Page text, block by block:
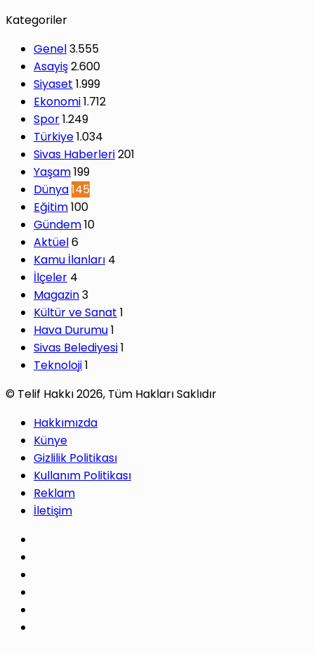
Kategoriler
Genel3.555
Asayiş2.600
Siyaset 1.999
Ekonomi1.712
Spor1.249
Türkiye1.034
Sivas Haberleri201
Yaşam199
Dünya145
Eğitim100
Gündem10
Aktüel6
Kamu İlanları 4
İlçeler 4
Magazin3
Kültür ve Sanat 1
Hava Durumu1
Sivas Belediyesi1
Teknoloji1
© Telif Hakkı 2026, Tüm Hakları Saklıdır
Hakkımızda
Künye
Gizlilik Politikası
Kullanım Politikası
Reklam
İletişim